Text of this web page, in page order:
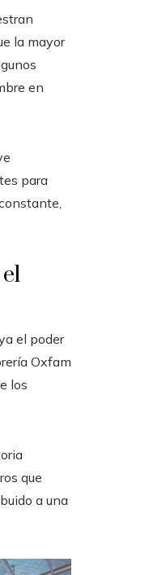
la mayor
en
para
el poder
Oxfam
los
que
a una